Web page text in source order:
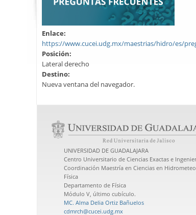
Enlace:
https://www.cucei.udg.mx/maestrias/hidro/es/
Posición:
Lateral derecho
Destino:
Nueva ventana del navegador.
UNIVERSIDAD DE GUADALAJARA
Centro Universitario de Ciencias Exactas e
Coordinación Maestría en Ciencias en
Física
Departamento de Física
Módulo V, último cubículo.
MC. Alma Delia Ortiz Bañuelos
cdmrch@cucei.udg.mx